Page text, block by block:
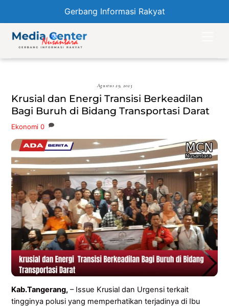
Gerbang Informasi Rakyat
content
Agustus 29, 2023
Krusial dan Energi Transisi Berkeadilan
Bagi Buruh di Bidang Transportasi Darat
Ekonomi 0
Kab.Tangerang, – Issue Krusial dan Urgensi terkait
tingginya polusi yang memperhatikan terjadinya di Ibu